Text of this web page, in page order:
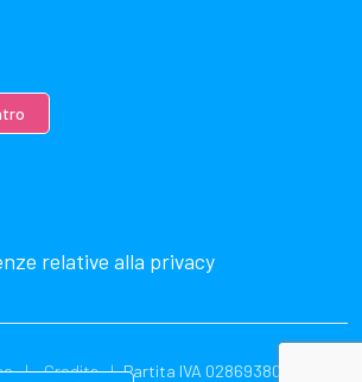
relative alla privacy
Credits Partita IVA 02869380549